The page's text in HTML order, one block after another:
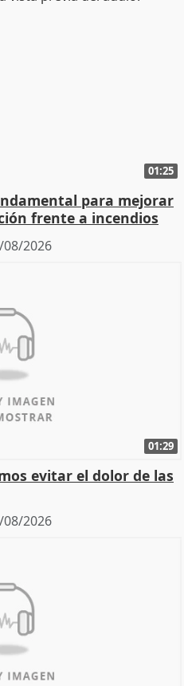
01:25
para mejorar
frente a incendios
08/2026
01:29
evitar el dolor de las
08/2026